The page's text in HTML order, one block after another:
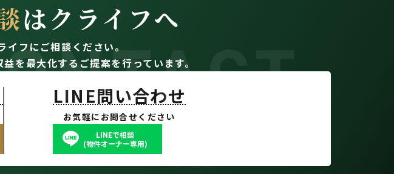
はクライフへ
イフにご相談ください。
を最大化するご提案を行っています。
LINE問い合わせ
お気軽にお問合せください
LINEで相談
(物件オーナー専用)